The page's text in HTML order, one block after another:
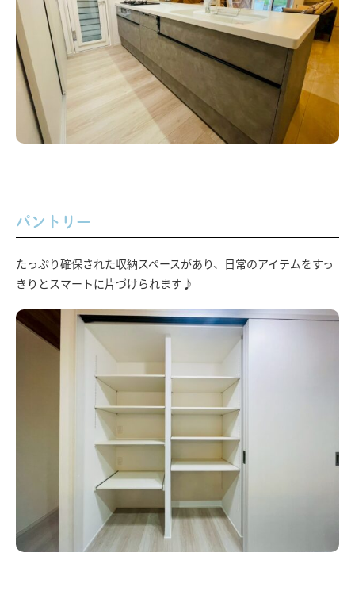
パントリー
たっぷり確保された収納スペースがあり、日常のアイテムをすっ
きりとスマートに片づけられます♪